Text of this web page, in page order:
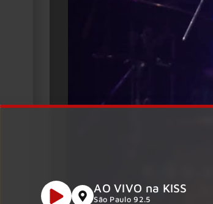
AO VIVO na KISS
São Paulo 92.5